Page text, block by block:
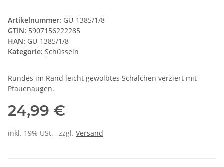
Artikelnummer: GU-1385/1/8
GTIN: 5907156222285
HAN: GU-1385/1/8
Kategorie: Schüsseln
Rundes im Rand leicht gewölbtes Schälchen verziert mit
Pfauenaugen.
24,99 €
inkl. 19% USt. , zzgl. Versand